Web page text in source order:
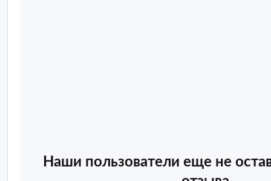
Наши пользователи еще не